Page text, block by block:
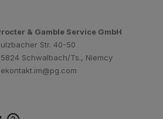
& Gamble Service GmbH
Str. 40-50
Schwalbach/Ts., Niemcy